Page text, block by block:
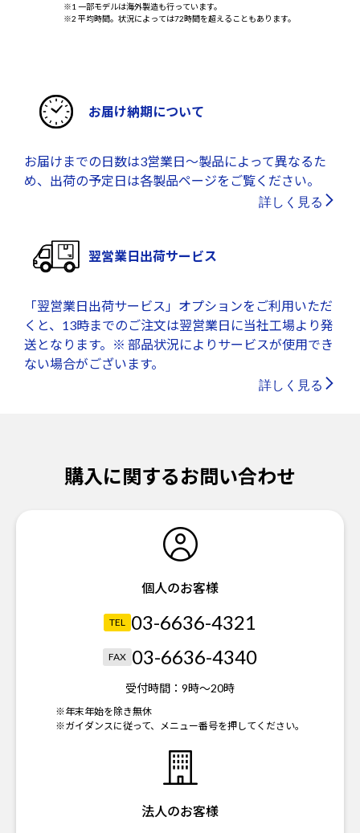
※1 一部モデルは海外製造も行っています。
※2 平均時間。状況によっては72時間を超えることもあります。
お届け納期について
お届けまでの日数は3営業日～製品によって異なるた
め、出荷の予定日は各製品ページをご覧ください。
詳しく見る
翌営業日出荷サービス
「翌営業日出荷サービス」オプションをご利用いただ
くと、13時までのご注文は翌営業日に当社工場より発
送となります。※ 部品状況によりサービスが使用でき
ない場合がございます。
詳しく見る
購入に関するお問い合わせ
個人のお客様
TEL 03-6636-4321
FAX 03-6636-4340
受付時間： 9時～20時
※年末年始を除き無休
※ガイダンスに従って、メニュー番号を押してください。
法人のお客様